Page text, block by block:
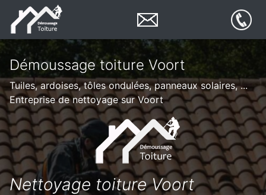
Démoussage toiture Voort
Tuiles, ardoises, tôles ondulées, panneaux solaires, ...
Entreprise de nettoyage sur Voort
Nettoyage toiture Voort